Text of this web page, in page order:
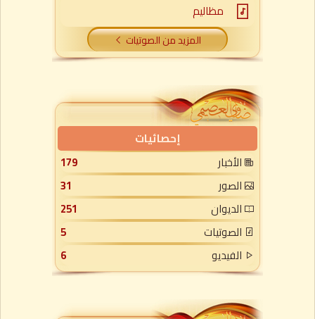
مظاليم
المزيد من الصوتيات
إحصائيات
الأخبار
179
الصور
31
الديوان
251
الصوتيات
5
الفيديو
6